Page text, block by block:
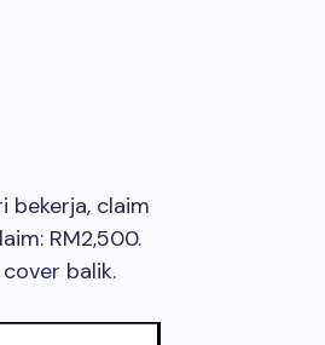
bekerja, claim
RM2,500.
balik.